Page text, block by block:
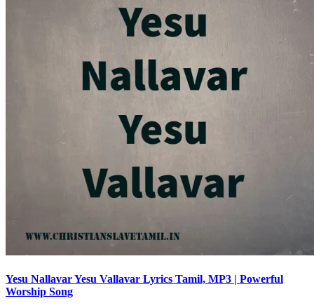
Yesu Nallavar Yesu Vallavar Lyrics Tamil, MP3 | Powerful
Worship Song